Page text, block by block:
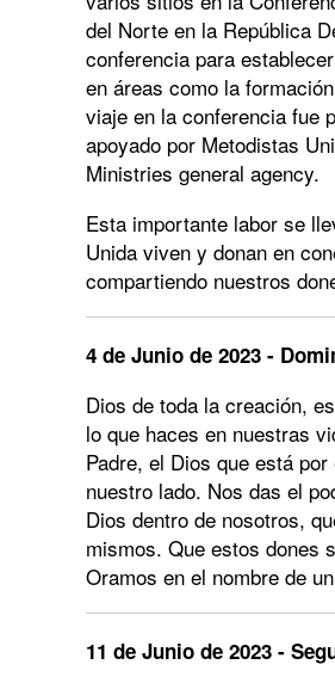
del Norte en la República
conferencia para
en áreas como la
viaje en la conferencia fue
apoyado por Metodistas
Ministries general agency.
Esta importante labor se
Unida viven y donan en
compartiendo nuestros
4 de Junio de 2023 -
Dios de toda la creación,
lo que haces en nuestras
Padre, el Dios que está
nuestro lado. Nos das el
Dios dentro de nosotros,
mismos. Que estos dones
Oramos en el nombre de
11 de Junio de 2023 -